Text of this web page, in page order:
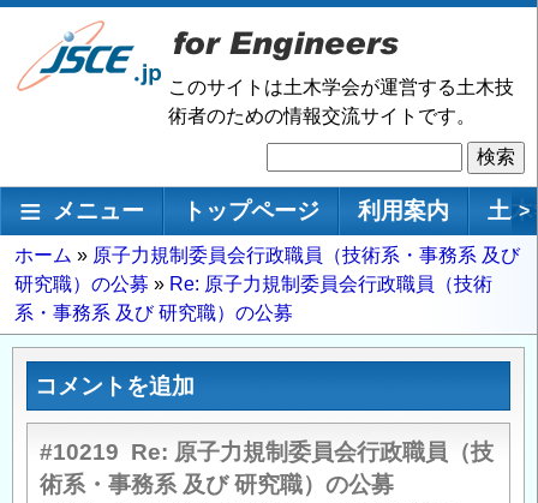
メ
ン
移
動
このサイトは土木学会が運営する土木技
術者のための情報交流サイトです。
索
メインナビゲーション
メニュー トップページ 利用案内 土 >
パ
ン
く
ず
ホーム
原子力規制委員会行政職員（技術系・事務系 及び
研究職）の公募
Re: 原子力規制委員会行政職員（技術
系・事務系 及び 研究職）の公募
コメントを追加
#10219 Re: 原子力規制委員会行政職員（技
術系・事務系 及び 研究職）の公募